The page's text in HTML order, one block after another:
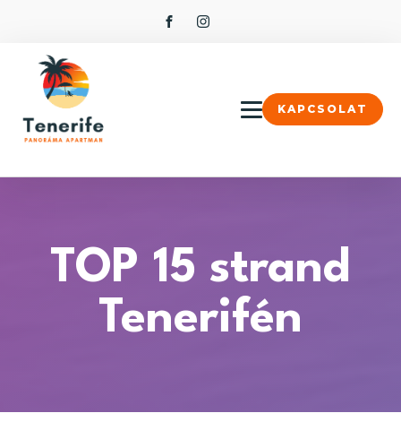
KAPCSOLAT
TOP 15 strand
Tenerifén